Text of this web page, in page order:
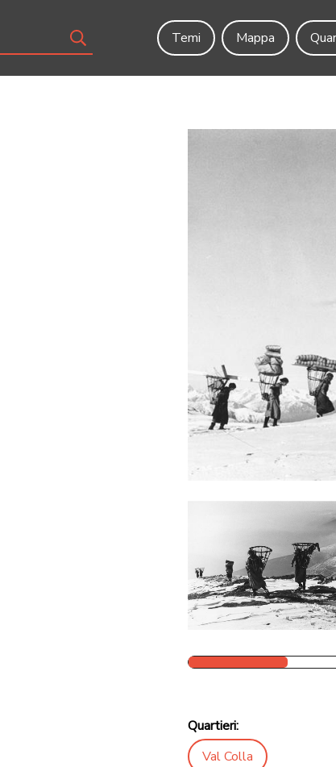
Temi
Mappa
Quartieri:
Val Colla